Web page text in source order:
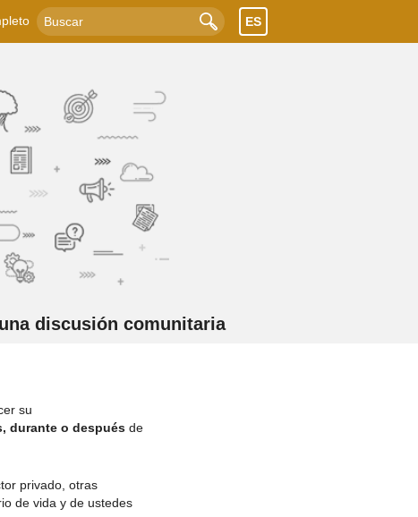
Buscar
ES
discusión comunitaria
su
durante o después de
privado, otras
de vida y de ustedes